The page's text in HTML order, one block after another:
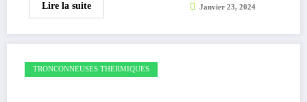
Lire la suite Janvier 23, 2024
TRONCONNEUSES THERMIQUES